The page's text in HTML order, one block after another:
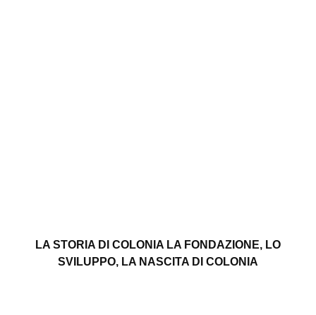
LA STORIA DI COLONIA LA FONDAZIONE, LO
SVILUPPO, LA NASCITA DI COLONIA